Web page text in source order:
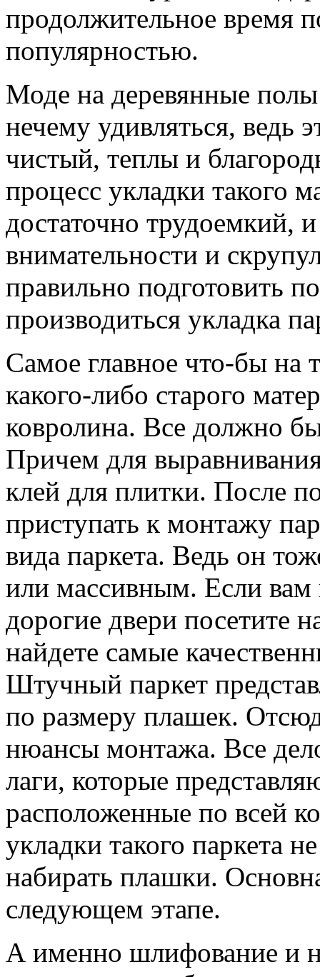
продолжительное время
популярностью.
Моде на деревянные
нечему удивляться, ведь
чистый, теплы и
процесс укладки такого
достаточно трудоемкий,
внимательности и
правильно подготовить
производиться укладка
Самое главное что-бы на
какого-либо старого
ковролина. Все должно
Причем для
клей для плитки. После
приступать к монтажу
вида паркета. Ведь он
или массивным. Если
дорогие двери посетите
найдете самые
Штучный паркет
по размеру плашек.
нюансы монтажа. Все
лаги, которые
расположенные по всей
укладки такого паркета
набирать плашки.
следующем этапе.
А именно шлифование и